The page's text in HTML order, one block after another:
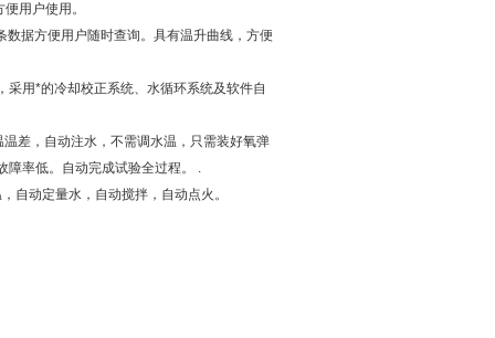
用户使用。
据方便用户随时查询。具有温升曲线，方便
用*的冷却校正系统、水循环系统及软件自
差，自动注水，不需调水温，只需装好氧弹
障率低。自动完成试验全过程。 .
动定量水，自动搅拌，自动点火。